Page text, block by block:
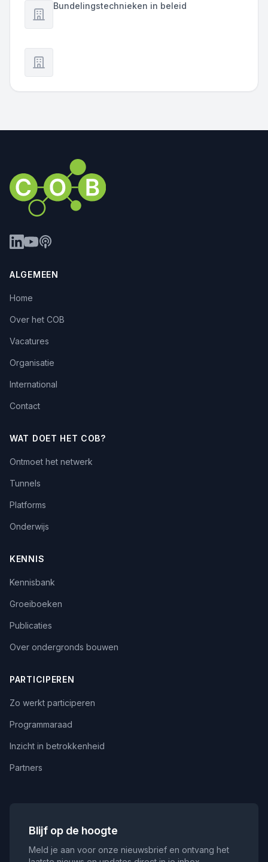
Bundelingstechnieken in beleid
ALGEMEEN
Home
Over het COB
Vacatures
Organisatie
International
Contact
WAT DOET HET COB?
Ontmoet het netwerk
Tunnels
Platforms
Onderwijs
KENNIS
Kennisbank
Groeiboeken
Publicaties
Over ondergronds bouwen
PARTICIPEREN
Zo werkt participeren
Programmaraad
Inzicht in betrokkenheid
Partners
Blijf op de hoogte
Meld je aan voor onze nieuwsbrief en ontvang het